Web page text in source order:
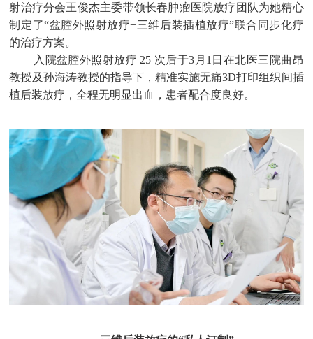
射治疗分会王俊杰主委带领长春肿瘤医院放疗团队为她精心
制定了“盆腔外照射放疗+三维后装插植放疗”联合同步化疗
的治疗方案。
入院盆腔外照射放疗 25 次后于3月1日在北医三院曲昂
教授及孙海涛教授的指导下，精准实施无痛3D打印组织间插
植后装放疗，全程无明显出血，患者配合度良好。